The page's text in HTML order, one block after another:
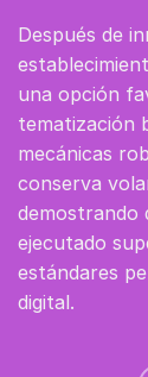
Después de
una opción
tematización
mecánicas
conserva
demostrando
ejecutado
estándares
digital.